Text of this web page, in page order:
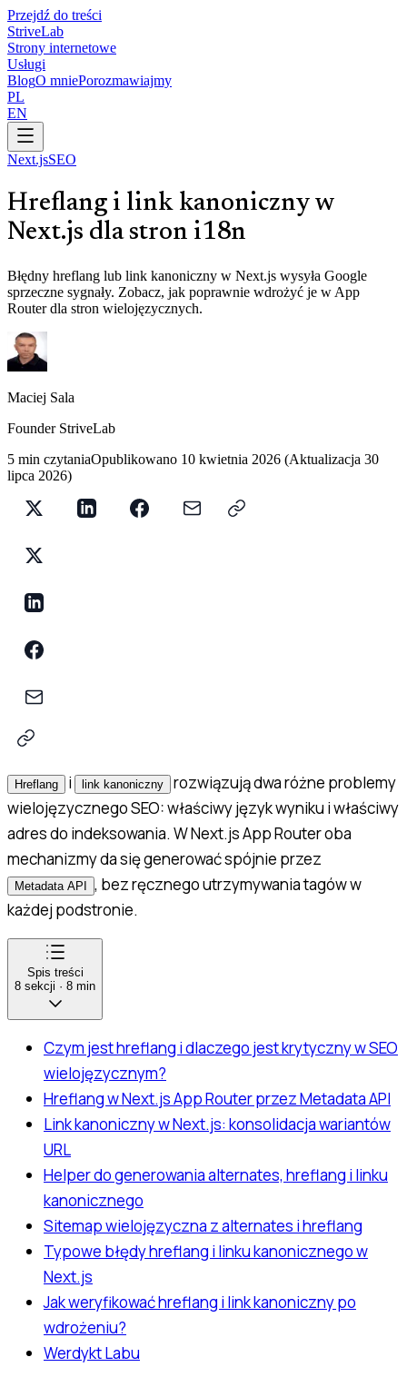
Przejdź do treści
StriveLab
Strony internetowe
Usługi
BlogO mniePorozmawiajmy
PL
EN
Next.jsSEO
Hreflang i link kanoniczny w
Next.js dla stron i18n
Błędny hreflang lub link kanoniczny w Next.js wysyła Google
sprzeczne sygnały. Zobacz, jak poprawnie wdrożyć je w App
Router dla stron wielojęzycznych.
Maciej Sala
Founder StriveLab
5 min czytaniaOpublikowano 10 kwietnia 2026 (Aktualizacja 30
lipca 2026)
Hreflang i link kanoniczny
rozwiązują dwa różne problemy
wielojęzycznego SEO: właściwy język wyniku i właściwy
adres do indeksowania. W Next.js App Router oba
mechanizmy da się generować spójnie przez
Metadata API
, bez ręcznego utrzymywania tagów w
każdej podstronie.
Spis treści
8 sekcji · 8 min
Czym jest hreflang i dlaczego jest krytyczny w SEO
wielojęzycznym?
Hreflang w Next.js App Router przez Metadata API
Link kanoniczny w Next.js: konsolidacja wariantów
URL
Helper do generowania alternates, hreflang i linku
kanonicznego
Sitemap wielojęzyczna z alternates i hreflang
Typowe błędy hreflang i linku kanonicznego w
Next.js
Jak weryfikować hreflang i link kanoniczny po
wdrożeniu?
Werdykt Labu